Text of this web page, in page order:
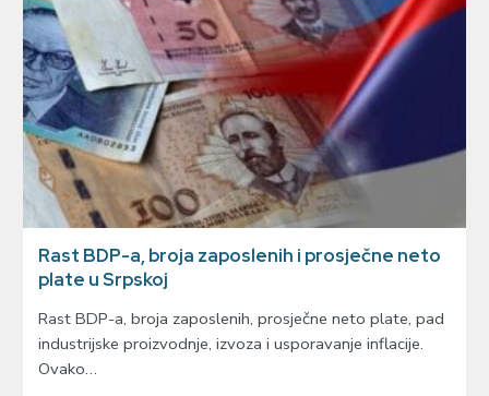
Rast BDP-a, broja zaposlenih i prosječne neto
plate u Srpskoj
Rast BDP-a, broja zaposlenih, prosječne neto plate, pad
industrijske proizvodnje, izvoza i usporavanje inflacije.
Ovako…